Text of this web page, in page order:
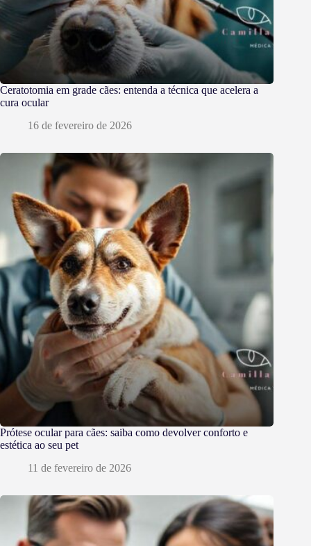
Ceratotomia em grade cães: entenda a técnica que acelera a
cura ocular
16 de fevereiro de 2026
Prótese ocular para cães: saiba como devolver conforto e
estética ao seu pet
11 de fevereiro de 2026